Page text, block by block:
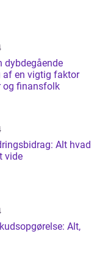
dybdegående
af en vigtig faktor
og finansfolk
Alt hvad
vide
Alt,